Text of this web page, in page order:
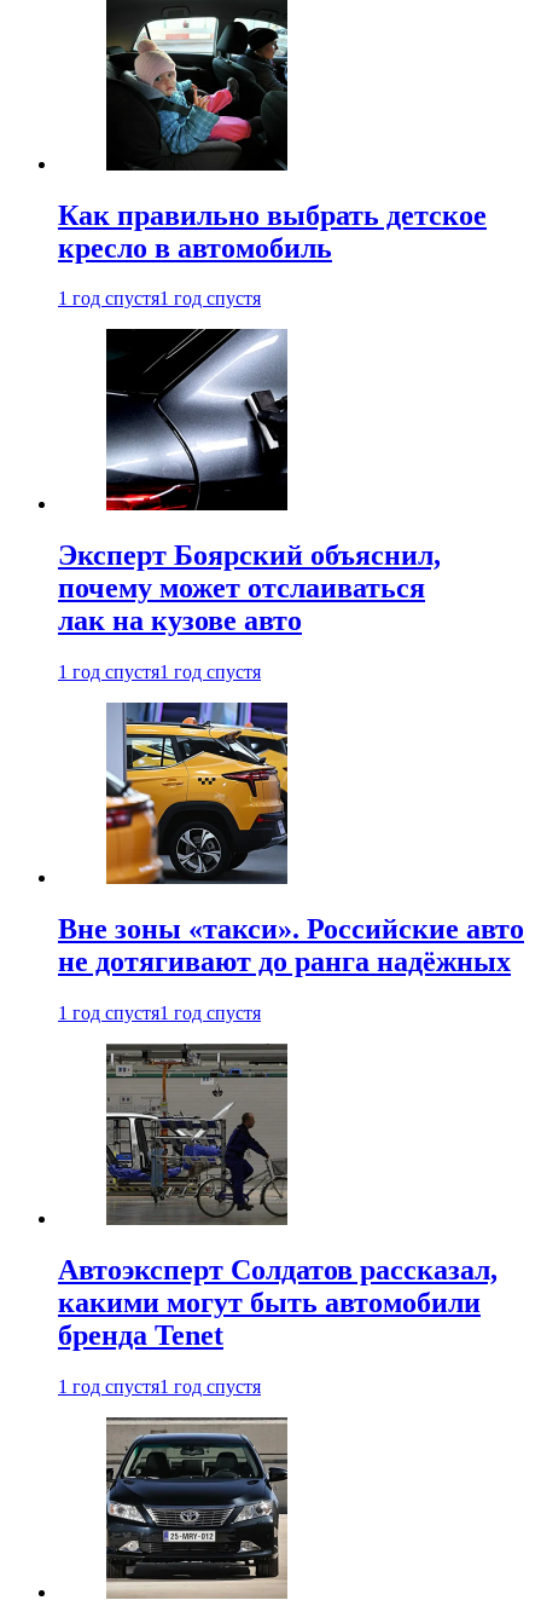
Как правильно выбрать детское
кресло в автомобиль
1 год спустя1 год спустя
Эксперт Боярский объяснил,
почему может отслаиваться
лак на кузове авто
1 год спустя1 год спустя
Вне зоны «такси». Российские авто
не дотягивают до ранга надёжных
1 год спустя1 год спустя
Автоэксперт Солдатов рассказал,
какими могут быть автомобили
бренда Tenet
1 год спустя1 год спустя